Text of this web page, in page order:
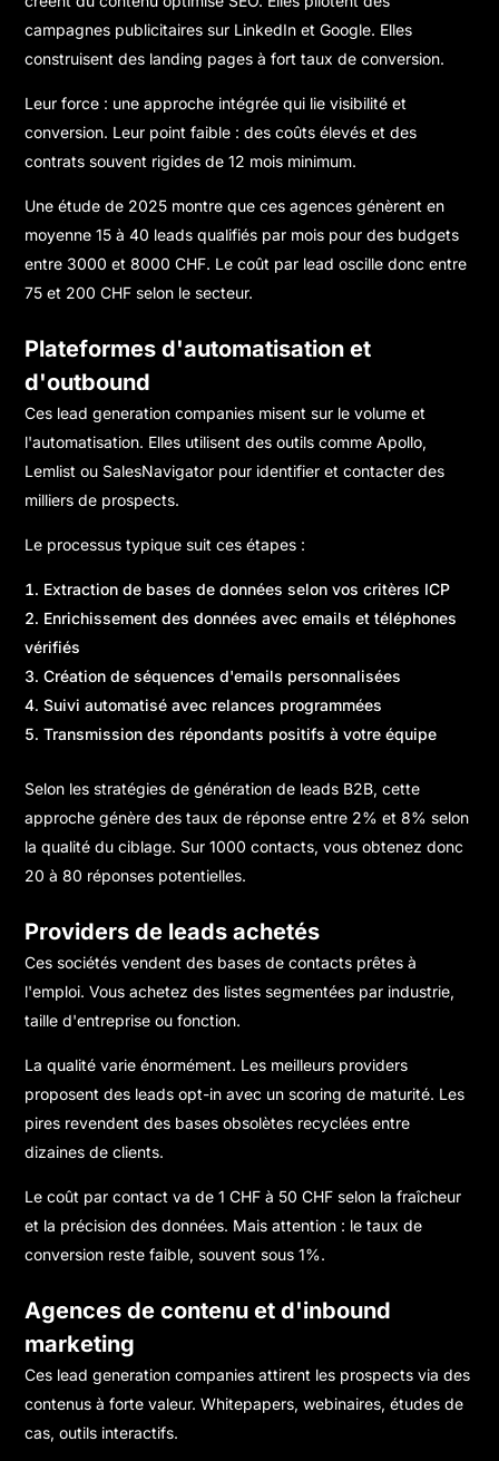
campagnes publicitaires sur LinkedIn et Google. Elles
construisent des landing pages à fort taux de conversion.
Leur force : une approche intégrée qui lie visibilité et
conversion. Leur point faible : des coûts élevés et des
contrats souvent rigides de 12 mois minimum.
Une étude de 2025 montre que ces agences génèrent en
moyenne 15 à 40 leads qualifiés par mois pour des budgets
entre 3000 et 8000 CHF. Le coût par lead oscille donc entre
75 et 200 CHF selon le secteur.
Plateformes d'automatisation et
d'outbound
Ces lead generation companies misent sur le volume et
l'automatisation. Elles utilisent des outils comme Apollo,
Lemlist ou SalesNavigator pour identifier et contacter des
milliers de prospects.
Le processus typique suit ces étapes :
Extraction de bases de données selon vos critères ICP
Enrichissement des données avec emails et téléphones
vérifiés
Création de séquences d'emails personnalisées
Suivi automatisé avec relances programmées
Transmission des répondants positifs à votre équipe
Selon les stratégies de génération de leads B2B, cette
approche génère des taux de réponse entre 2% et 8% selon
la qualité du ciblage. Sur 1000 contacts, vous obtenez donc
20 à 80 réponses potentielles.
Providers de leads achetés
Ces sociétés vendent des bases de contacts prêtes à
l'emploi. Vous achetez des listes segmentées par industrie,
taille d'entreprise ou fonction.
La qualité varie énormément. Les meilleurs providers
proposent des leads opt-in avec un scoring de maturité. Les
pires revendent des bases obsolètes recyclées entre
dizaines de clients.
Le coût par contact va de 1 CHF à 50 CHF selon la fraîcheur
et la précision des données. Mais attention : le taux de
conversion reste faible, souvent sous 1%.
Agences de contenu et d'inbound
marketing
Ces lead generation companies attirent les prospects via des
contenus à forte valeur. Whitepapers, webinaires, études de
cas, outils interactifs.